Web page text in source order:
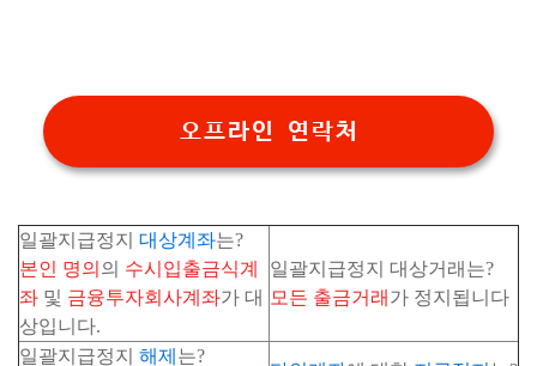
오프라인 연락처
일괄지급정지 대상계좌는?
본인 명의 의 수시입출금식계
좌 및 금융투자회사계좌가 대
상입니다.
일괄지급정지 대상거래는?
모든 출금거래 가 정지됩니다
일괄지급정지 해제 는?